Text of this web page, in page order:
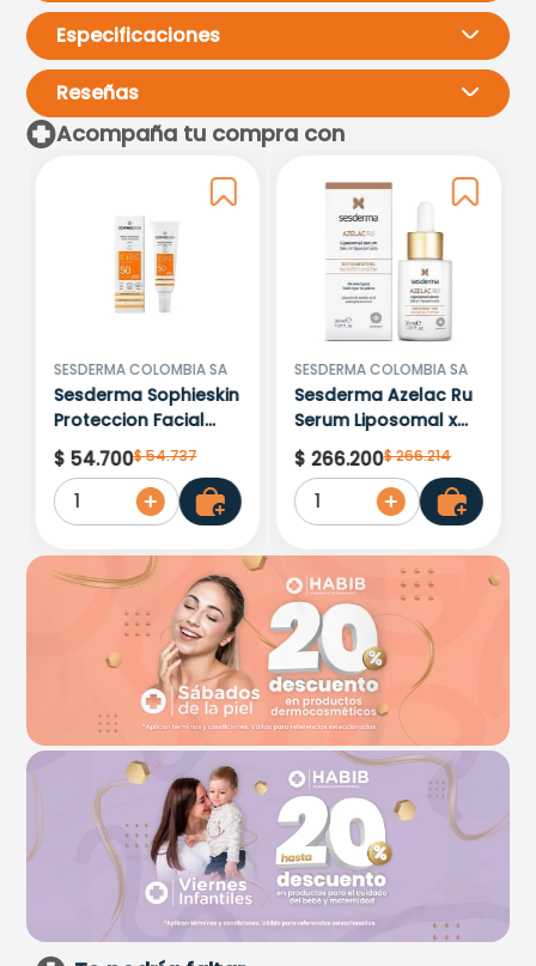
Especificaciones
Reseñas
Por favor, inicia sesión para
escribir un comentario.
Más reciente
Acompaña tu compra con
SESDERMA COLOMBIA SA
Sesderma Sophieskin
Proteccion Facial
Kids Hypoallergenic
Spf 500 Moisturising
$ 54.700$54.737
1
SESDERMA COLOMBIA SA
Sesderma Azelac Ru
Serum Liposomal x
30ml
$ 266.200$266.214
1